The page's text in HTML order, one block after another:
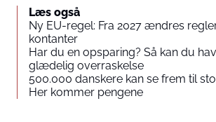
Læs også
Ny EU-regel: Fra 2027 ændres
kontanter
Har du en opsparing? Så kan du
glædelig overraskelse
500.000 danskere kan se frem til
Her kommer pengene